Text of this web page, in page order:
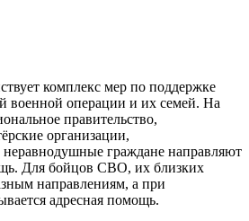
комплекс мер по поддержке
военной операции и их семей. На
правительство,
организации,
граждане направляют
Для бойцов СВО, их близких
направлениям, а при
адресная помощь.